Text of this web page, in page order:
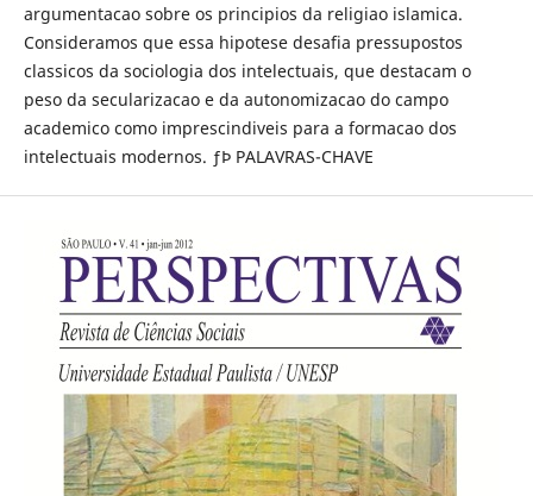
argumentacao sobre os principios da religiao islamica.
Consideramos que essa hipotese desafia pressupostos
classicos da sociologia dos intelectuais, que destacam o
peso da secularizacao e da autonomizacao do campo
academico como imprescindiveis para a formacao dos
intelectuais modernos. ƒÞ PALAVRAS-CHAVE